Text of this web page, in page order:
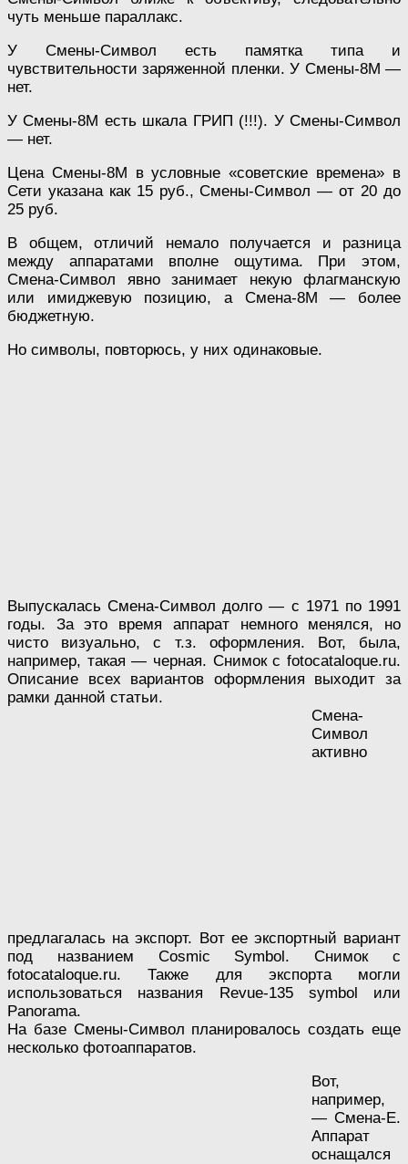
чуть меньше параллакс.
У Смены-Символ есть памятка типа и
чувствительности заряженной пленки. У Смены-8М —
нет.
У Смены-8М есть шкала ГРИП (!!!). У Смены-Символ
— нет.
Цена Смены-8М в условные «советские времена» в
Сети указана как 15 руб., Смены-Символ — от 20 до
25 руб.
В общем, отличий немало получается и разница
между аппаратами вполне ощутима. При этом,
Смена-Символ явно занимает некую флагманскую
или имиджевую позицию, а Смена-8М — более
бюджетную.
Но символы, повторюсь, у них одинаковые.
Выпускалась Смена-Символ долго — с 1971 по 1991
годы. За это время аппарат немного менялся, но
чисто визуально, с т.з. оформления. Вот, была,
например, такая — черная. Снимок с fotocataloque.ru.
Описание всех вариантов оформления выходит за
рамки данной статьи.
Смена-
Символ
активно
предлагалась на экспорт. Вот ее экспортный вариант
под названием Cosmic Symbol. Снимок с
fotocataloque.ru. Также для экспорта могли
использоваться названия Revue-135 symbol или
Panorama.
На базе Смены-Символ планировалось создать еще
несколько фотоаппаратов.
Вот,
например,
— Смена-Е.
Аппарат
оснащался